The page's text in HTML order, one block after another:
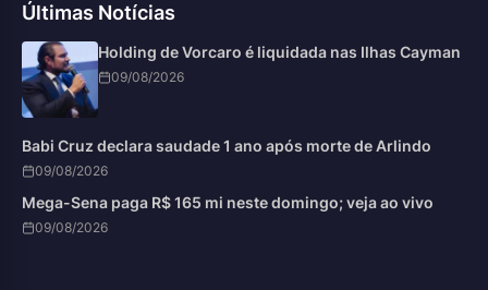
Últimas Notícias
Holding de Vorcaro é liquidada nas Ilhas Cayman
09/08/2026
Babi Cruz declara saudade 1 ano após morte de Arlindo
09/08/2026
Mega-Sena paga R$ 165 mi neste domingo; veja ao vivo
09/08/2026